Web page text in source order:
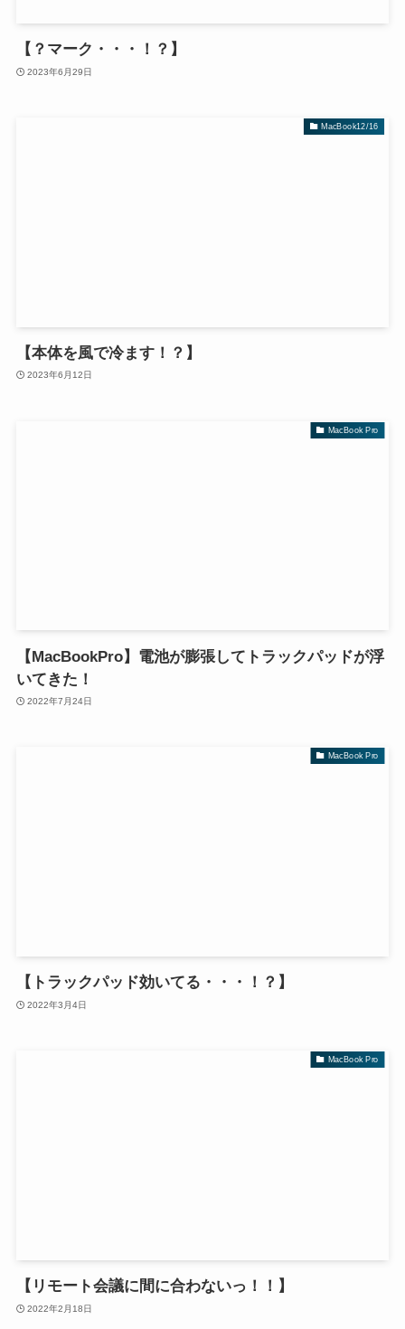
【？マーク・・・！？】
2023年6月29日
MacBook12/16
【本体を風で冷ます！？】
2023年6月12日
MacBook Pro
【MacBookPro】電池が膨張してトラックパッドが浮
いてきた！
2022年7月24日
MacBook Pro
【トラックパッド効いてる・・・！？】
2022年3月4日
MacBook Pro
【リモート会議に間に合わないっ！！】
2022年2月18日